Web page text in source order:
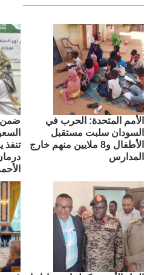
الأمم المتحدة: الحرب في
السودان سلبت مستقبل
الأطفال و8 ملايين منهم خارج
المدارس
ضمن
تنفذ